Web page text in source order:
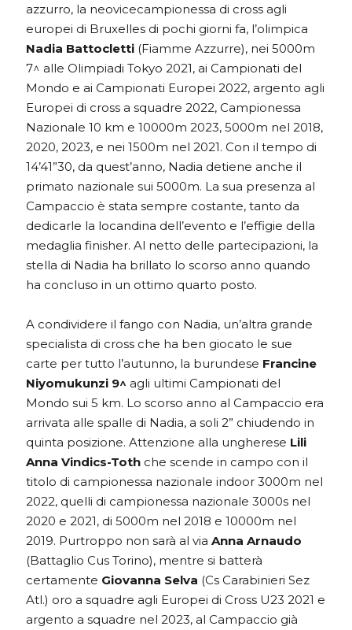
azzurro, la neovicecampionessa di cross agli
europei di Bruxelles di pochi giorni fa, l’olimpica
Nadia Battocletti (Fiamme Azzurre), nei 5000m
7^ alle Olimpiadi Tokyo 2021, ai Campionati del
Mondo e ai Campionati Europei 2022, argento agli
Europei di cross a squadre 2022, Campionessa
Nazionale 10 km e 10000m 2023, 5000m nel 2018,
2020, 2023, e nei 1500m nel 2021. Con il tempo di
14’41”30, da quest’anno, Nadia detiene anche il
primato nazionale sui 5000m. La sua presenza al
Campaccio è stata sempre costante, tanto da
dedicarle la locandina dell’evento e l’effigie della
medaglia finisher. Al netto delle partecipazioni, la
stella di Nadia ha brillato lo scorso anno quando
ha concluso in un ottimo quarto posto.
A condividere il fango con Nadia, un’altra grande
specialista di cross che ha ben giocato le sue
carte per tutto l’autunno, la burundese Francine
Niyomukunzi 9^ agli ultimi Campionati del
Mondo sui 5 km. Lo scorso anno al Campaccio era
arrivata alle spalle di Nadia, a soli 2” chiudendo in
quinta posizione. Attenzione alla ungherese Lili
Anna Vindics-Toth che scende in campo con il
titolo di campionessa nazionale indoor 3000m nel
2022, quelli di campionessa nazionale 3000s nel
2020 e 2021, di 5000m nel 2018 e 10000m nel
2019. Purtroppo non sarà al via Anna Arnaudo
(Battaglio Cus Torino), mentre si batterà
certamente Giovanna Selva (Cs Carabinieri Sez
Atl.) oro a squadre agli Europei di Cross U23 2021 e
argento a squadre nel 2023, al Campaccio già